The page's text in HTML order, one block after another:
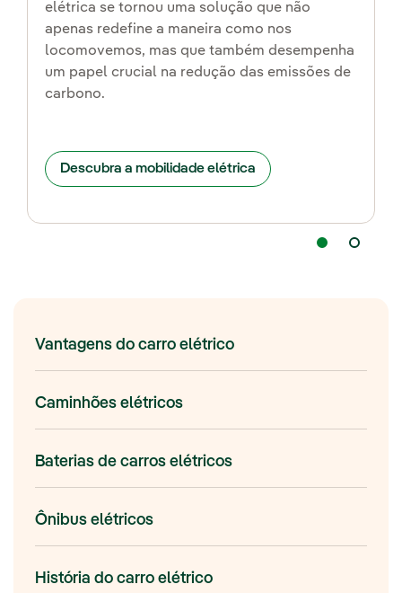
elétrica se tornou uma solução que não
apenas redefine a maneira como nos
locomovemos, mas que também desempenha
um papel crucial na redução das emissões de
carbono.
Descubra a mobilidade elétrica
Vantagens do carro elétrico
Caminhões elétricos
Baterias de carros elétricos
Ônibus elétricos
História do carro elétrico